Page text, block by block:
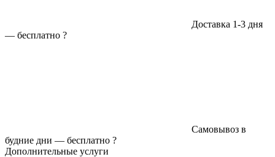
Доставка 1-3 дня
— бесплатно ?
Самовывоз в
будние дни — бесплатно ?
Дополнительные услуги